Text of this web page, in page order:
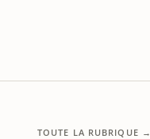
TOUTE LA RUBRIQUE →